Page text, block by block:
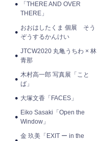
「THERE AND OVER
THERE」
おおはしたくま 個展 そう
ぞうするかんけい
JTCW2020 丸亀うちわ × 林
青那
木村高一郎 写真展「こと
ば」
大塚文香「FACES」
Eiko Sasaki「Open the
Window」
金 玖美「EXIT ー in the